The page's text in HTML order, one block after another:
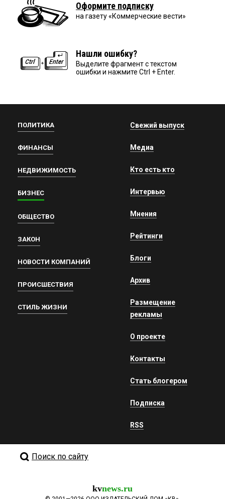
Оформите подписку
на газету «Коммерческие вести»
Нашли ошибку?
Выделите фрагмент с текстом
ошибки и нажмите Ctrl + Enter.
ПОЛИТИКА
ФИНАНСЫ
НЕДВИЖИМОСТЬ
БИЗНЕС
ОБЩЕСТВО
ЗАКОН
НОВОСТИ КОМПАНИЙ
ПРОИСШЕСТВИЯ
СТИЛЬ ЖИЗНИ
Свежий выпуск
Медиа
Кто есть кто
Интервью
Мнения
Рейтинги
Блоги
Архив
Размещение
рекламы
О проекте
Контакты
Стать блогером
Подписка
RSS
Поиск по сайту
kvnews.ru